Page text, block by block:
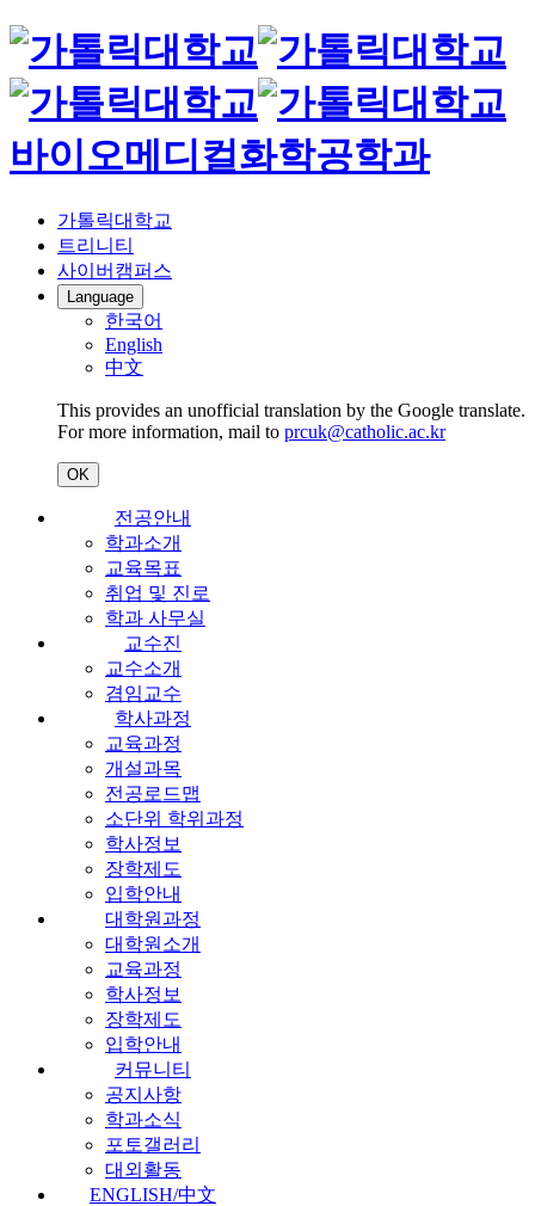
바이오메디컬화학공학과
가톨릭대학교
트리니티
사이버캠퍼스
Language
한국어
English
中文
This provides an unofficial translation by the Google translate.
For more information, mail to prcuk@catholic.ac.kr
OK
전공안내
학과소개
교육목표
취업 및 진로
학과 사무실
교수진
교수소개
겸임교수
학사과정
교육과정
개설과목
전공로드맵
소단위 학위과정
학사정보
장학제도
입학안내
대학원과정
대학원소개
교육과정
학사정보
장학제도
입학안내
커뮤니티
공지사항
학과소식
포토갤러리
대외활동
ENGLISH/中文